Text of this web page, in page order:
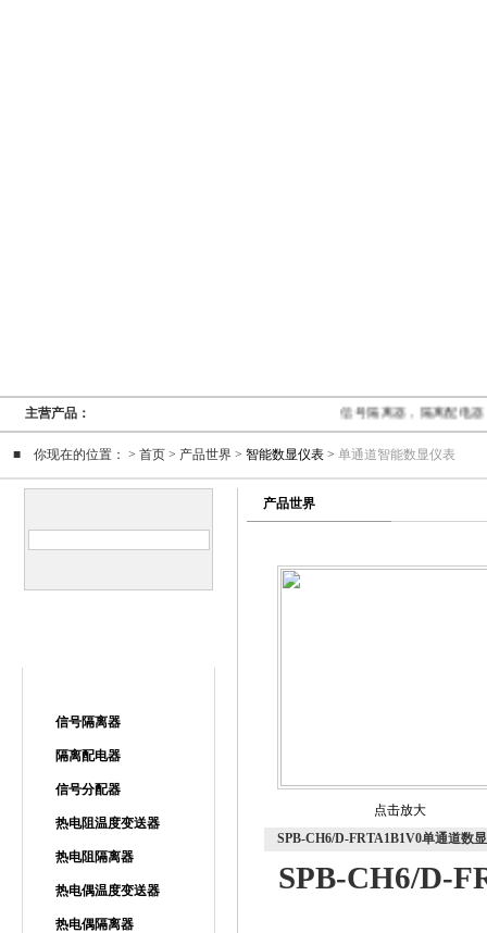
主营产品： 信号隔离器，隔离配电
■ 你现在的位置： > 首页 > 产品世界 > 智能数显仪表 > 单通道智能数显仪表
信号隔离器
隔离配电器
信号分配器
热电阻温度变送器
热电阻隔离器
热电偶温度变送器
热电偶隔离器
产品世界
点击放大
SPB-CH6/D-FRTA1B1V0单通道数
SPB-CH6/D-